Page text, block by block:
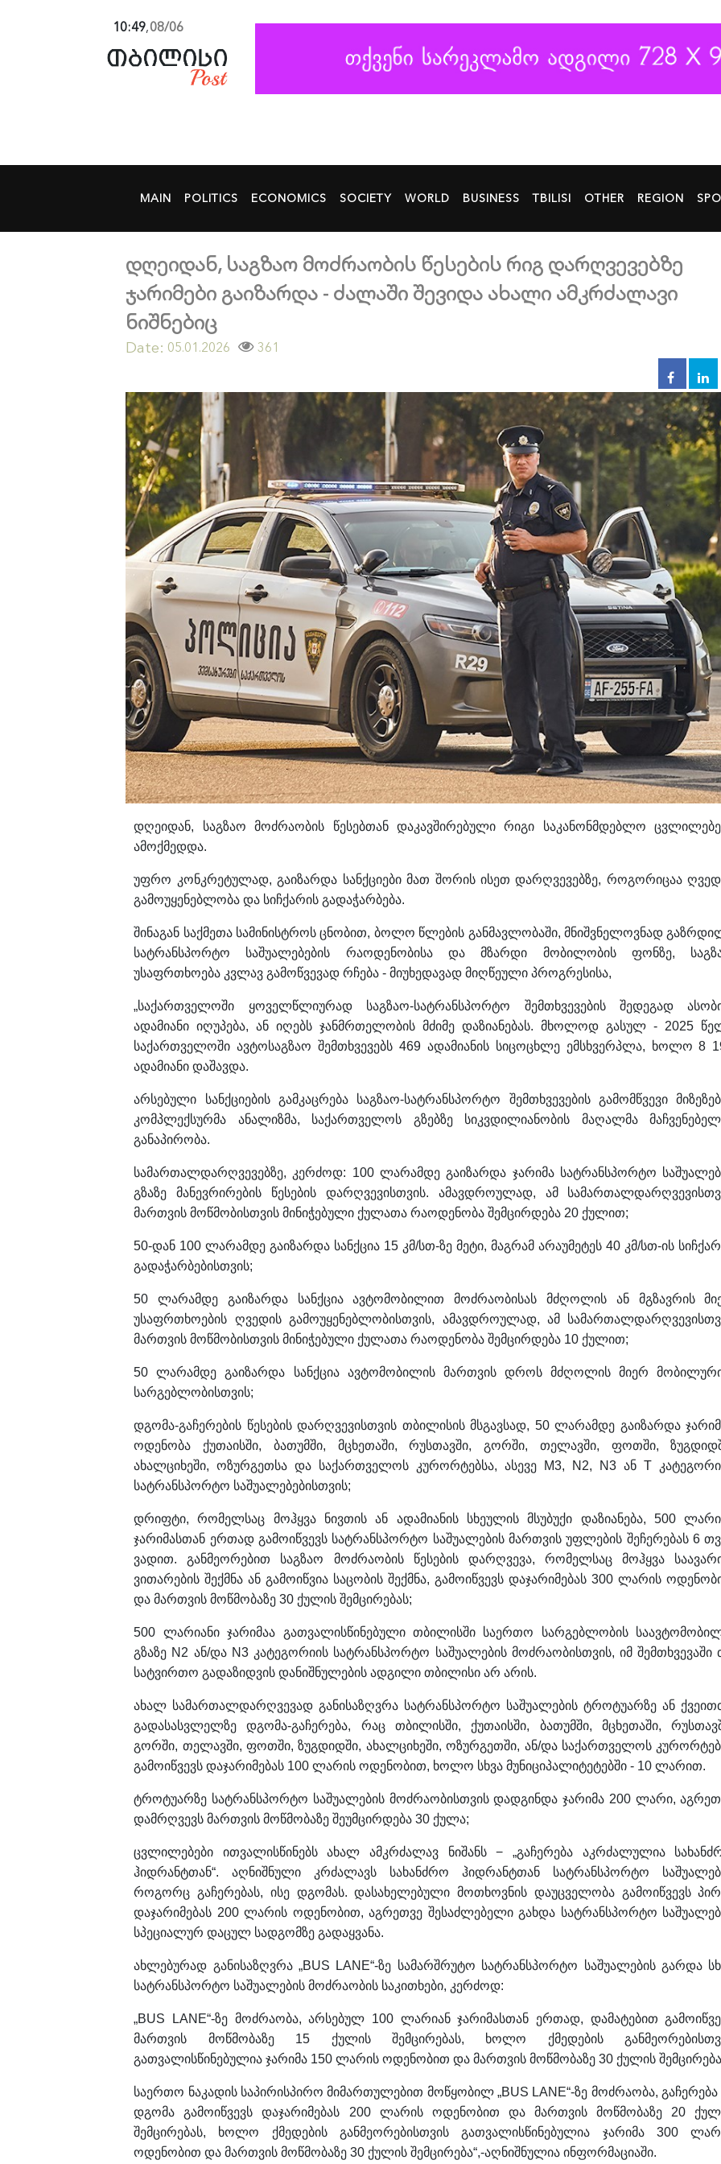
10:49,08/06
MAIN POLITICS ECONOMICS SOCIETY WORLD BUSINESS TBILISI OTHER REGION
დღეიდან, საგზაო მოძრაობის წესების რიგ დარღვევებზე
ჯარიმები გაიზარდა - ძალაში შევიდა ახალი ამკრძალავი
ნიშნებიც
Date: 05.01.2026 361
დღეიდან, საგზაო მოძრაობის წესებთან დაკავშირებული რიგი საკანონმდებლო
ამოქმედდა.
უფრო კონკრეტულად, გაიზარდა სანქციები მათ შორის ისეთ დარღვევებზე, როგორიცაა
გამოუყენებლობა და სიჩქარის გადაჭარბება.
შინაგან საქმეთა სამინისტროს ცნობით, ბოლო წლების განმავლობაში, მნიშვნელოვნად
სატრანსპორტო საშუალებების რაოდენობისა და მზარდი მობილობის ფონზე,
უსაფრთხოება კვლავ გამოწვევად რჩება - მიუხედავად მიღწეული პროგრესისა,
„საქართველოში ყოველწლიურად საგზაო-სატრანსპორტო შემთხვევების შედეგად
ადამიანი იღუპება, ან იღებს ჯანმრთელობის მძიმე დაზიანებას. მხოლოდ გასულ - 2025
საქართველოში ავტოსაგზაო შემთხვევებს 469 ადამიანის სიცოცხლე ემსხვერპლა, ხოლო 8
ადამიანი დაშავდა.
არსებული სანქციების გამკაცრება საგზაო-სატრანსპორტო შემთხვევების გამომწვევი
კომპლექსურმა ანალიზმა, საქართველოს გზებზე სიკვდილიანობის მაღალმა
განაპირობა.
სამართალდარღვევებზე, კერძოდ: 100 ლარამდე გაიზარდა ჯარიმა სატრანსპორტო
გზაზე მანევრირების წესების დარღვევისთვის. ამავდროულად, ამ
მართვის მოწმობისთვის მინიჭებული ქულათა რაოდენობა შემცირდება 20 ქულით;
50-დან 100 ლარამდე გაიზარდა სანქცია 15 კმ/სთ-ზე მეტი, მაგრამ არაუმეტეს 40 კმ/სთ-ის
გადაჭარბებისთვის;
50 ლარამდე გაიზარდა სანქცია ავტომობილით მოძრაობისას მძღოლის ან მგზავრის
უსაფრთხოების ღვედის გამოუყენებლობისთვის, ამავდროულად, ამ
მართვის მოწმობისთვის მინიჭებული ქულათა რაოდენობა შემცირდება 10 ქულით;
50 ლარამდე გაიზარდა სანქცია ავტომობილის მართვის დროს მძღოლის მიერ
სარგებლობისთვის;
დგომა-გაჩერების წესების დარღვევისთვის თბილისის მსგავსად, 50 ლარამდე გაიზარდა
ოდენობა ქუთაისში, ბათუმში, მცხეთაში, რუსთავში, გორში, თელავში, ფოთში,
ახალციხეში, ოზურგეთსა და საქართველოს კურორტებსა, ასევე M3, N2, N3 ან T
სატრანსპორტო საშუალებებისთვის;
დრიფტი, რომელსაც მოჰყვა ნივთის ან ადამიანის სხეულის მსუბუქი დაზიანება, 500
ჯარიმასთან ერთად გამოიწვევს სატრანსპორტო საშუალების მართვის უფლების შეჩერებას 6
ვადით. განმეორებით საგზაო მოძრაობის წესების დარღვევა, რომელსაც მოჰყვა
ვითარების შექმნა ან გამოიწვია საცობის შექმნა, გამოიწვევს დაჯარიმებას 300 ლარის
და მართვის მოწმობაზე 30 ქულის შემცირებას;
500 ლარიანი ჯარიმაა გათვალისწინებული თბილისში საერთო სარგებლობის
გზაზე N2 ან/და N3 კატეგორიის სატრანსპორტო საშუალების მოძრაობისთვის, იმ შემთხვევაში
სატვირთო გადაზიდვის დანიშნულების ადგილი თბილისი არ არის.
ახალ სამართალდარღვევად განისაზღვრა სატრანსპორტო საშუალების ტროტუარზე ან
გადასასვლელზე დგომა-გაჩერება, რაც თბილისში, ქუთაისში, ბათუმში, მცხეთაში,
გორში, თელავში, ფოთში, ზუგდიდში, ახალციხეში, ოზურგეთში, ან/და საქართველოს
გამოიწვევს დაჯარიმებას 100 ლარის ოდენობით, ხოლო სხვა მუნიციპალიტეტებში - 10 ლარით.
ტროტუარზე სატრანსპორტო საშუალების მოძრაობისთვის დადგინდა ჯარიმა 200 ლარი,
დამრღვევს მართვის მოწმობაზე შეუმცირდება 30 ქულა;
ცვლილებები ითვალისწინებს ახალ ამკრძალავ ნიშანს − „გაჩერება აკრძალულია
ჰიდრანტთან“. აღნიშნული კრძალავს სახანძრო ჰიდრანტთან სატრანსპორტო
როგორც გაჩერებას, ისე დგომას. დასახელებული მოთხოვნის დაუცველობა გამოიწვევს
დაჯარიმებას 200 ლარის ოდენობით, აგრეთვე შესაძლებელი გახდა სატრანსპორტო
სპეციალურ დაცულ სადგომზე გადაყვანა.
ახლებურად განისაზღვრა „BUS LANE“-ზე სამარშრუტო სატრანსპორტო საშუალების გარდა
სატრანსპორტო საშუალების მოძრაობის საკითხები, კერძოდ:
„BUS LANE“-ზე მოძრაობა, არსებულ 100 ლარიან ჯარიმასთან ერთად, დამატებით
მართვის მოწმობაზე 15 ქულის შემცირებას, ხოლო ქმედების
გათვალისწინებულია ჯარიმა 150 ლარის ოდენობით და მართვის მოწმობაზე 30 ქულის
საერთო ნაკადის საპირისპირო მიმართულებით მოწყობილ „BUS LANE“-ზე მოძრაობა, გაჩერება
დგომა გამოიწვევს დაჯარიმებას 200 ლარის ოდენობით და მართვის მოწმობაზე 20
შემცირებას, ხოლო ქმედების განმეორებისთვის გათვალისწინებულია ჯარიმა 300
ოდენობით და მართვის მოწმობაზე 30 ქულის შემცირება“,-აღნიშნულია ინფორმაციაში.